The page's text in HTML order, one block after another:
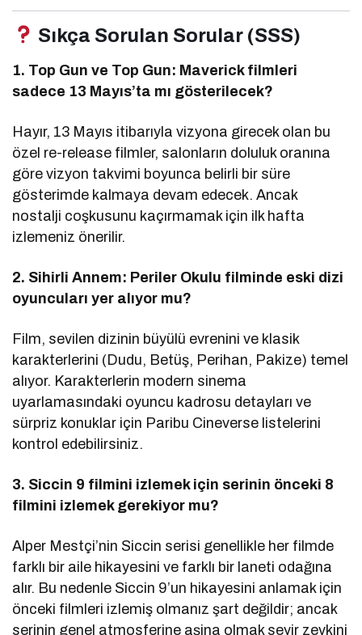
Sıkça Sorulan Sorular (SSS)
1. Top Gun ve Top Gun: Maverick filmleri
sadece 13 Mayıs’ta mı gösterilecek?
Hayır, 13 Mayıs itibarıyla vizyona girecek olan bu
özel re-release filmler, salonların doluluk oranına
göre vizyon takvimi boyunca belirli bir süre
gösterimde kalmaya devam edecek. Ancak
nostalji coşkusunu kaçırmamak için ilk hafta
izlemeniz önerilir.
2. Sihirli Annem: Periler Okulu filminde eski dizi
oyuncuları yer alıyor mu?
Film, sevilen dizinin büyülü evrenini ve klasik
karakterlerini (Dudu, Betüş, Perihan, Pakize) temel
alıyor. Karakterlerin modern sinema
uyarlamasındaki oyuncu kadrosu detayları ve
sürpriz konuklar için Paribu Cineverse listelerini
kontrol edebilirsiniz.
3. Siccin 9 filmini izlemek için serinin önceki 8
filmini izlemek gerekiyor mu?
Alper Mestçi’nin Siccin serisi genellikle her filmde
farklı bir aile hikayesini ve farklı bir laneti odağına
alır. Bu nedenle Siccin 9’un hikayesini anlamak için
önceki filmleri izlemiş olmanız şart değildir; ancak
serinin genel atmosferine aşina olmak seyir zevkini